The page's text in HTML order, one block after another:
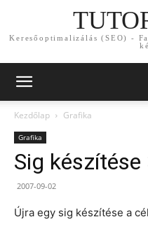
Keresőoptimalizálás (SEO) -
Kezdőlap Grafika
Grafika
Sig készítése
2007-09-02
Újra egy sig készítése a